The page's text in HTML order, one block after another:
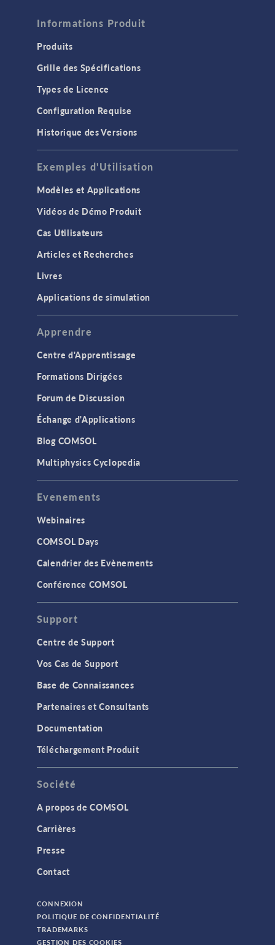
Informations Produit
Produits
Grille des Spécifications
Types de Licence
Configuration Requise
Historique des Versions
Exemples d'Utilisation
Modèles et Applications
Vidéos de Démo Produit
Cas Utilisateurs
Articles et Recherches
Livres
Applications de simulation
Apprendre
Centre d'Apprentissage
Formations Dirigées
Forum de Discussion
Échange d'Applications
Blog COMSOL
Multiphysics Cyclopedia
Evenements
Webinaires
COMSOL Days
Calendrier des Evènements
Conférence COMSOL
Support
Centre de Support
Vos Cas de Support
Base de Connaissances
Partenaires et Consultants
Documentation
Téléchargement Produit
Société
A propos de COMSOL
Carrières
Presse
Contact
CONNEXION
POLITIQUE DE CONFIDENTIALITÉ
TRADEMARKS
GESTION DES COOKIES